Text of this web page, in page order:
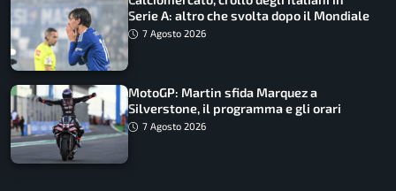
Serie A: altro che svolta dopo il Mondiale
7 Agosto 2026
MotoGP: Martin sfida Marquez a
Silverstone, il programma e gli orari
7 Agosto 2026